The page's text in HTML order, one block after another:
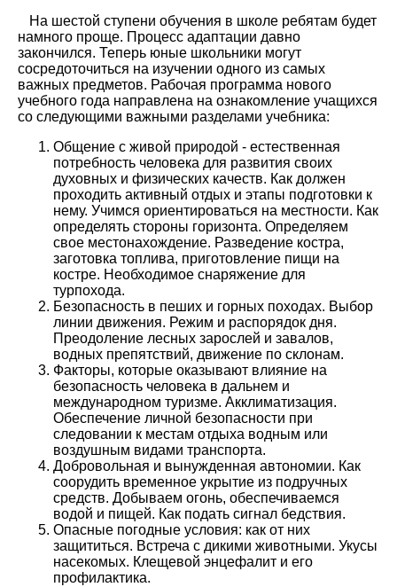
На шестой ступени обучения в школе ребятам будет
намного проще. Процесс адаптации давно
закончился. Теперь юные школьники могут
сосредоточиться на изучении одного из самых
важных предметов. Рабочая программа нового
учебного года направлена на ознакомление учащихся
со следующими важными разделами учебника:
Общение с живой природой - естественная
потребность человека для развития своих
духовных и физических качеств. Как должен
проходить активный отдых и этапы подготовки к
нему. Учимся ориентироваться на местности. Как
определять стороны горизонта. Определяем
свое местонахождение. Разведение костра,
заготовка топлива, приготовление пищи на
костре. Необходимое снаряжение для
турпохода.
Безопасность в пеших и горных походах. Выбор
линии движения. Режим и распорядок дня.
Преодоление лесных зарослей и завалов,
водных препятствий, движение по склонам.
Факторы, которые оказывают влияние на
безопасность человека в дальнем и
международном туризме. Акклиматизация.
Обеспечение личной безопасности при
следовании к местам отдыха водным или
воздушным видами транспорта.
Добровольная и вынужденная автономии. Как
соорудить временное укрытие из подручных
средств. Добываем огонь, обеспечиваемся
водой и пищей. Как подать сигнал бедствия.
Опасные погодные условия: как от них
защититься. Встреча с дикими животными. Укусы
насекомых. Клещевой энцефалит и его
профилактика.